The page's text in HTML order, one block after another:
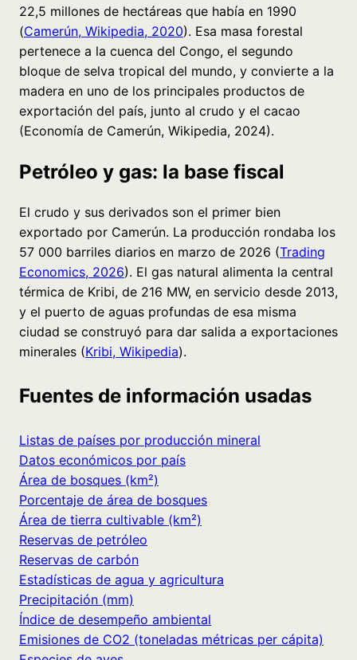
22,5 millones de hectáreas que había en 1990
(Camerún, Wikipedia, 2020). Esa masa forestal
pertenece a la cuenca del Congo, el segundo
bloque de selva tropical del mundo, y convierte a la
madera en uno de los principales productos de
exportación del país, junto al crudo y el cacao
(Economía de Camerún, Wikipedia, 2024).
Petróleo y gas: la base fiscal
El crudo y sus derivados son el primer bien
exportado por Camerún. La producción rondaba los
57 000 barriles diarios en marzo de 2026 (Trading
Economics, 2026). El gas natural alimenta la central
térmica de Kribi, de 216 MW, en servicio desde 2013,
y el puerto de aguas profundas de esa misma
ciudad se construyó para dar salida a exportaciones
minerales (Kribi, Wikipedia).
Fuentes de información usadas
Listas de países por producción mineral
Datos económicos por país
Área de bosques (km²)
Porcentaje de área de bosques
Área de tierra cultivable (km²)
Reservas de petróleo
Reservas de carbón
Estadísticas de agua y agricultura
Precipitación (mm)
Índice de desempeño ambiental
Emisiones de CO2 (toneladas métricas per cápita)